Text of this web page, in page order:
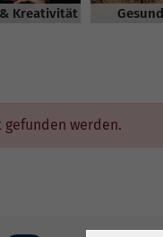
Kreativität
gefunden werden.